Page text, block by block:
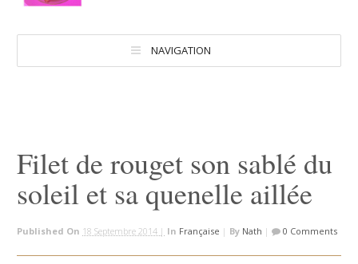
NAVIGATION
Filet de rouget son sablé du
soleil et sa quenelle aillée
Published On 18 Septembre 2014 | In Française | By Nath | 0 Comments